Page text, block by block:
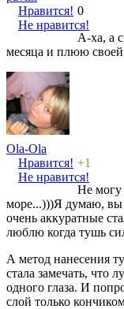
Нравится!
Не нравится!
0
А-ха, а
месяца и плюю
Ola-Ola
Нравится!
Не нравится!
+1
Не могу
море...)))Я думаю, вы
очень аккуратные
люблю когда тушь
А метод нанесения
стала замечать, что
одного глаза. И
слой только